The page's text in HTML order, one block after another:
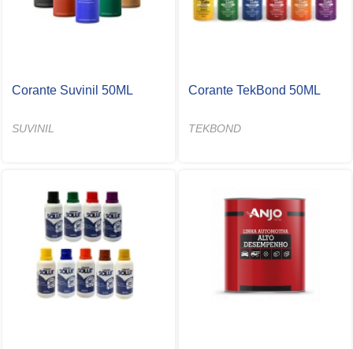
Corante Suvinil 50ML
SUVINIL
Corante TekBond 50ML
TEKBOND